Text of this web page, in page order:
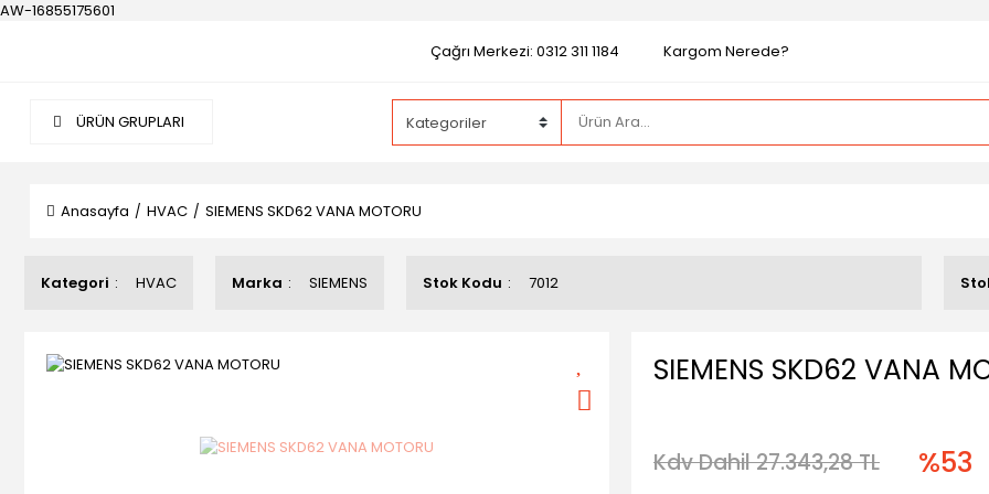
AW-16855175601
Çağrı Merkezi: 0312 311 1184
Kargom Nerede?
ÜRÜN GRUPLARI
Anasayfa HVAC SIEMENS SKD62 VANA MOTORU
Kategori HVAC Marka SIEMENS Stok Kodu 7012
SIEMENS SKD62 VANA
Kdv Dahil 27.343,28 TL
%53